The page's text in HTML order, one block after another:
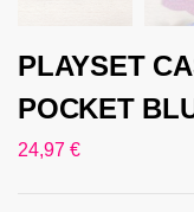
PLAYSET
POCKET
24,97 €